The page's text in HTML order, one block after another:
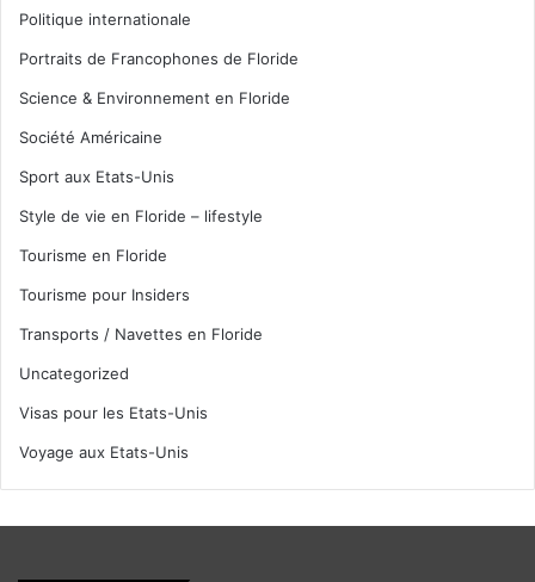
Politique internationale
Portraits de Francophones de Floride
Science & Environnement en Floride
Société Américaine
Sport aux Etats-Unis
Style de vie en Floride – lifestyle
Tourisme en Floride
Tourisme pour Insiders
Transports / Navettes en Floride
Uncategorized
Visas pour les Etats-Unis
Voyage aux Etats-Unis